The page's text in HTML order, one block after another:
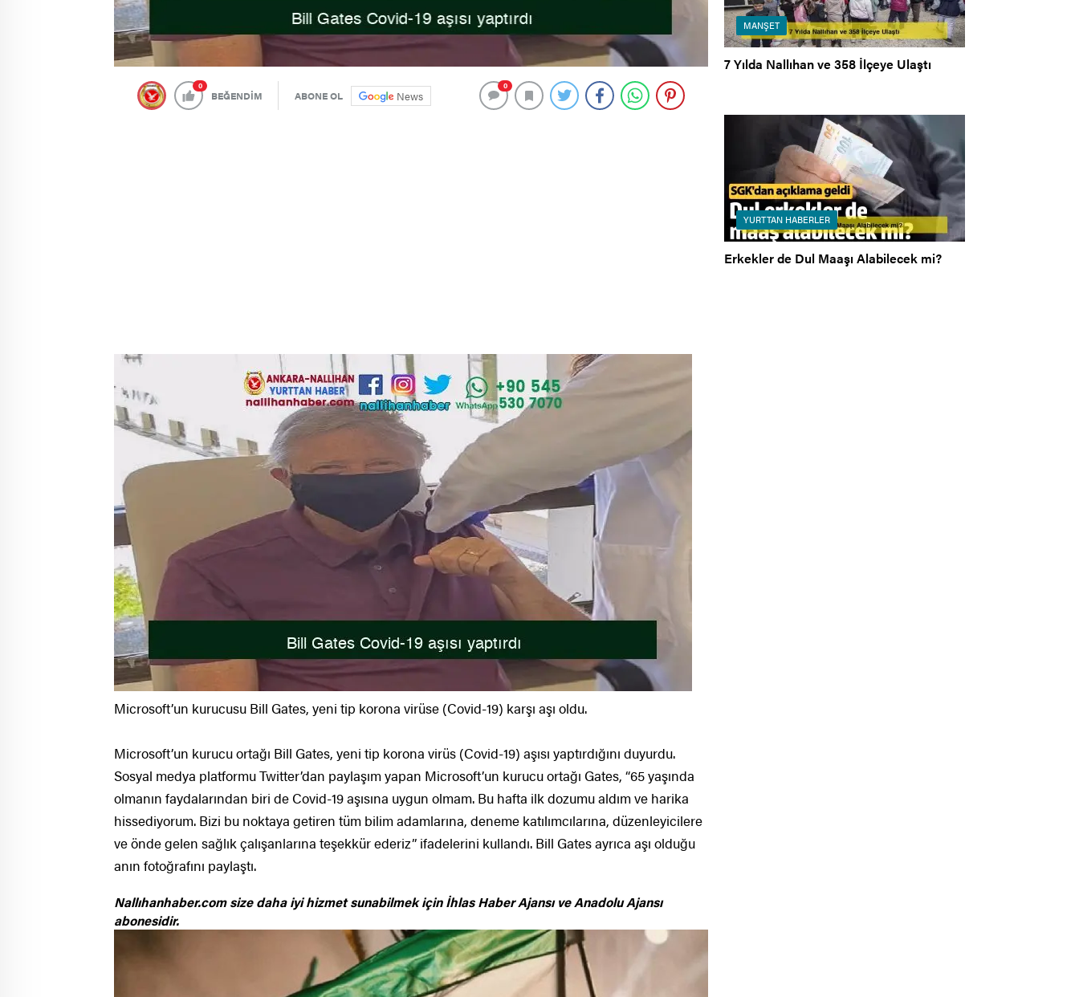
0
BEĞENDİM ABONE OL News
0
Microsoft’un kurucusu Bill Gates, yeni tip korona virüse (Covid-19) karşı aşı oldu.
Microsoft’un kurucu ortağı Bill Gates, yeni tip korona virüs (Covid-19) aşısı yaptırdığını duyurdu.
Sosyal medya platformu Twitter’dan paylaşım yapan Microsoft’un kurucu ortağı Gates, “65 yaşında
olmanın faydalarından biri de Covid-19 aşısına uygun olmam. Bu hafta ilk dozumu aldım ve harika
hissediyorum. Bizi bu noktaya getiren tüm bilim adamlarına, deneme katılımcılarına, düzenleyicilere
ve önde gelen sağlık çalışanlarına teşekkür ederiz” ifadelerini kullandı. Bill Gates ayrıca aşı olduğu
anın fotoğrafını paylaştı.
Nallıhanhaber.com size daha iyi hizmet sunabilmek için İhlas Haber Ajansı ve Anadolu Ajansı
abonesidir.
MANŞET
7 Yılda Nallıhan ve 358 İlçeye Ulaştı
YURTTAN HABERLER
Erkekler de Dul Maaşı Alabilecek mi?